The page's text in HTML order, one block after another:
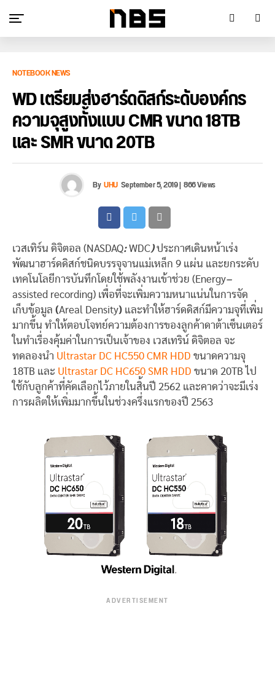
NOTEBOOK NEWS
WD เตรียมส่งฮาร์ดดิสก์ระดับองค์กร
ความจุสูงทั้งแบบ CMR ขนาด 18TB
และ SMR ขนาด 20TB
ByUHU September 5, 2019|866 Views
เวสเทิร์น ดิจิตอล (NASDAQ:WDC)ประกาศเดินหน้าเร่ง
พัฒนาฮาร์ดดิสก์ชนิดบรรจุจานแม่เหล็ก 9 แผ่น และยกระดับ
เทคโนโลยีการบันทึกโดยใช้พลังงานเข้าช่วย (Energy–
assisted recording) เพื่อที่จะเพิ่มความหนาแน่นในการจัด
เก็บข้อมูล (Areal Density) และทำให้ฮาร์ดดิสก์มีความจุที่เพิ่ม
มากขึ้น ทำให้ตอบโจทย์ความต้องการของลูกค้าดาต้าเซ็นเตอร์
ในทำเรื่องคุ้มค่าในการเป็นเจ้าของ เวสเทริน์ ดิจิตอล จะ
ทดลองนำ Ultrastar DC HC550 CMR HDD ขนาดความจุ
18TB และ Ultrastar DC HC650 SMR HDD ขนาด 20TB ไป
ใช้กับลูกค้าที่คัดเลือกไว้ภายในสิ้นปี 2562 และคาดว่าจะมีเร่ง
การผลิตให้เพิ่มมากขึ้นในช่วงครึ่งแรกของปี 2563
ADVERTISEMENT